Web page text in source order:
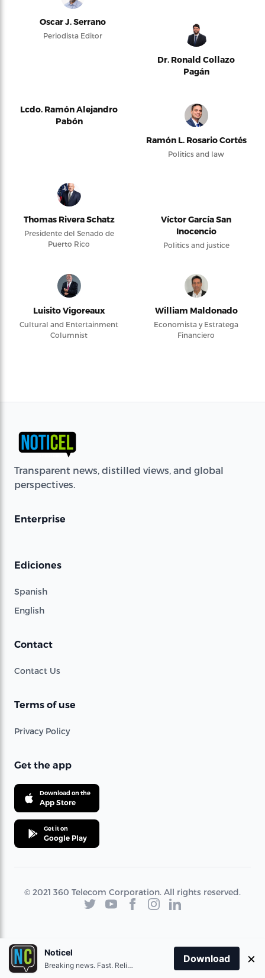
Oscar J. Serrano
Periodista Editor
Dr. Ronald Collazo
Pagán
Lcdo. Ramón Alejandro
Pabón
Ramón L. Rosario Cortés
Politics and law
Thomas Rivera Schatz
Presidente del Senado de
Puerto Rico
Víctor García San
Inocencio
Politics and justice
Luisito Vigoreaux
Cultural and Entertainment
Columnist
William Maldonado
Economista y Estratega
Financiero
Transparent news, distilled views, and global
perspectives.
Enterprise
Ediciones
Spanish
English
Contact
Contact Us
Terms of use
Privacy Policy
Get the app
Download on the
App Store
Get it on
Google Play
© 2021 360 Telecom Corporation. All rights reserved.
Noticel
Breaking news. Fast. Reliable.
Download ×